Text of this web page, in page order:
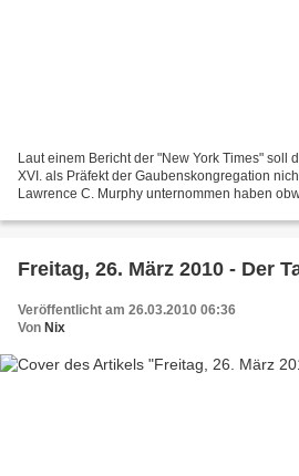
Laut einem Bericht der "New York Times" soll
XVI. als Präfekt der Gaubenskongregation
Lawrence C. Murphy unternommen haben
Freitag, 26. März 2010 - Der
Veröffentlicht am 26.03.2010 06:36
Von Nix